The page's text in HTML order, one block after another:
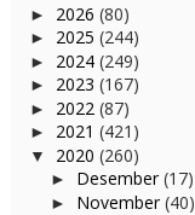
► 2026 (80)
► 2025 (244)
► 2024 (249)
► 2023 (167)
► 2022 (87)
► 2021 (421)
▼ 2020 (260)
► Desember(17)
► November(40)